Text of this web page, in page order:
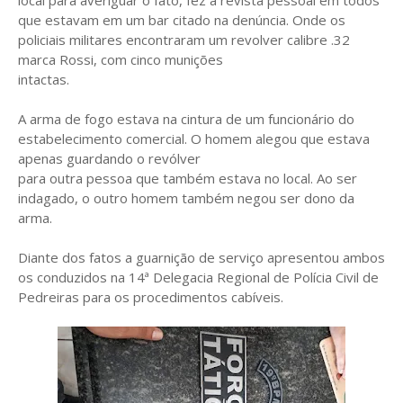
que estavam em um bar citado na denúncia. Onde os
policiais militares encontraram um revolver calibre .32
marca Rossi, com cinco munições
intactas.
A arma de fogo estava na cintura de um funcionário do
estabelecimento comercial. O homem alegou que estava
apenas guardando o revólver
para outra pessoa que também estava no local. Ao ser
indagado, o outro homem também negou ser dono da
arma.
Diante dos fatos a guarnição de serviço apresentou ambos
os conduzidos na 14ª Delegacia Regional de Polícia Civil de
Pedreiras para os procedimentos cabíveis.